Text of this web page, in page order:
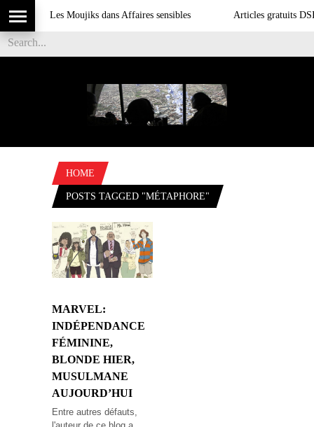
Les Moujiks dans Affaires sensibles Articles gratuits
HOME
POSTS TAGGED "MÉTAPHORE"
MARVEL:
INDÉPENDANCE
FÉMININE,
BLONDE HIER,
MUSULMANE
AUJOURD’HUI
Entre autres défauts,